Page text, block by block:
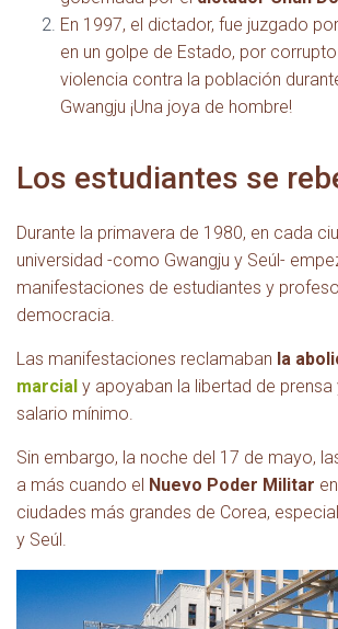
En 1997, el dictador, fue juzgado
en un golpe de Estado, por
violencia contra la población
Gwangju ¡Una joya de hombre!
Los estudiantes se
Durante la primavera de 1980, en cada
universidad -como Gwangju y Seúl-
manifestaciones de estudiantes y
democracia.
Las manifestaciones reclamaban la
marcial y apoyaban la libertad de prensa
salario mínimo.
Sin embargo, la noche del 17 de mayo,
a más cuando el Nuevo Poder Militar
ciudades más grandes de Corea,
y Seúl.